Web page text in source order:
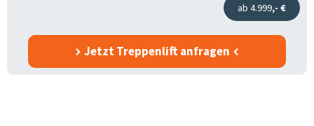
ab 4.999,- €
Jetzt Treppenlift anfragen